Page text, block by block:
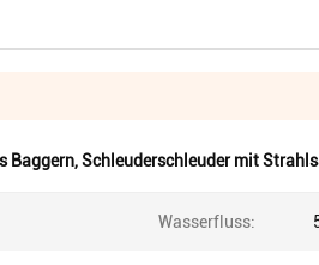
Baggern,Schleuderschleuder mit
Wasserfluss: